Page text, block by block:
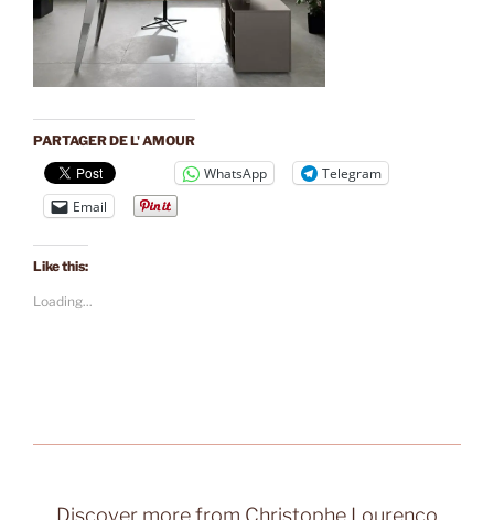
PARTAGER DE L' AMOUR
WhatsApp
Telegram
Email
Like this:
Loading...
Discover more from Christophe Lourenço